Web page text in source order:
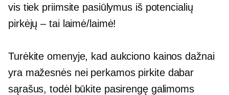
vis tiek priimsite pasiūlymus iš potencialių
pirkėjų – tai laimė/laimė!
Turėkite omenyje, kad aukciono kainos dažnai
yra mažesnės nei perkamos pirkite dabar
sąrašus, todėl būkite pasirengę galimoms